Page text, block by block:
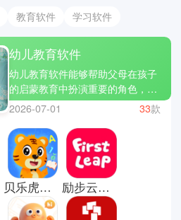
教育软件 学习软件
幼儿教育软件
幼儿教育软件能够帮助父母在孩子
的启蒙教育中扮演重要的角色，让
孩子可以轻松愉悦地建立起学习的
地基。软件提供丰富的早教课程，
包括识字、数学、英语启蒙、逻辑
思维等，通过互动游戏和趣味动画
激发学习兴趣，让孩子对于学习并
不会感到厌恶和抗拒。小编知道为
人父母并不容易，推荐你们几款受
到众多家长好评的软件，如宝宝巴
2026-07-01 33款
贝乐虎英语启蒙 励步云英语app